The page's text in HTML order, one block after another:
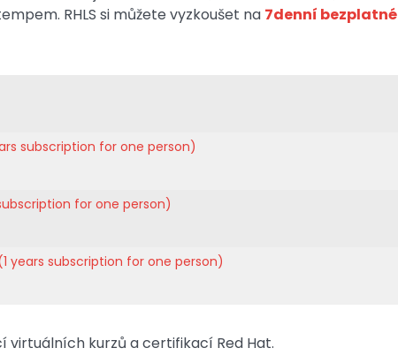
RHLS si můžete vyzkoušet na 7denní bezplatné
subscription for one person)
for one person)
years subscription for one person)
kurzů a certifikací Red Hat.